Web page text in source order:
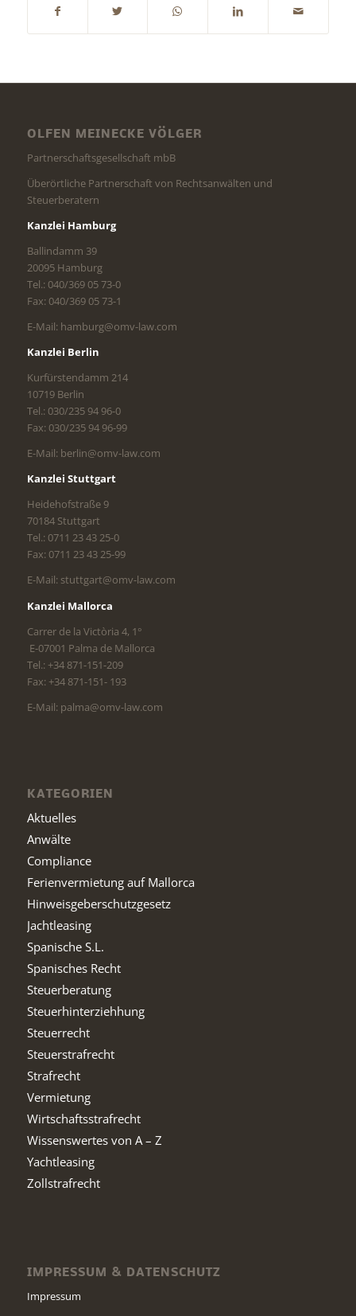
OLFEN MEINECKE VÖLGER
Partnerschaftsgesellschaft mbB
Überörtliche Partnerschaft von Rechtsanwälten und
Steuerberatern
Kanzlei Hamburg
Ballindamm 39
20095 Hamburg
Tel.: 040/369 05 73-0
Fax: 040/369 05 73-1
E-Mail: hamburg@omv-law.com
Kanzlei Berlin
Kurfürstendamm 214
10719 Berlin
Tel.: 030/235 94 96-0
Fax: 030/235 94 96-99
E-Mail: berlin@omv-law.com
Kanzlei Stuttgart
Heidehofstraße 9
70184 Stuttgart
Tel.: 0711 23 43 25-0
Fax: 0711 23 43 25-99
E-Mail: stuttgart@omv-law.com
Kanzlei Mallorca
Carrer de la Victòria 4, 1°
E-07001 Palma de Mallorca
Tel.: +34 871-151-209
Fax: +34 871-151- 193
E-Mail: palma@omv-law.com
KATEGORIEN
Aktuelles
Anwälte
Compliance
Ferienvermietung auf Mallorca
Hinweisgeberschutzgesetz
Jachtleasing
Spanische S.L.
Spanisches Recht
Steuerberatung
Steuerhinterziehhung
Steuerrecht
Steuerstrafrecht
Strafrecht
Vermietung
Wirtschaftsstrafrecht
Wissenswertes von A – Z
Yachtleasing
Zollstrafrecht
IMPRESSUM & DATENSCHUTZ
Impressum